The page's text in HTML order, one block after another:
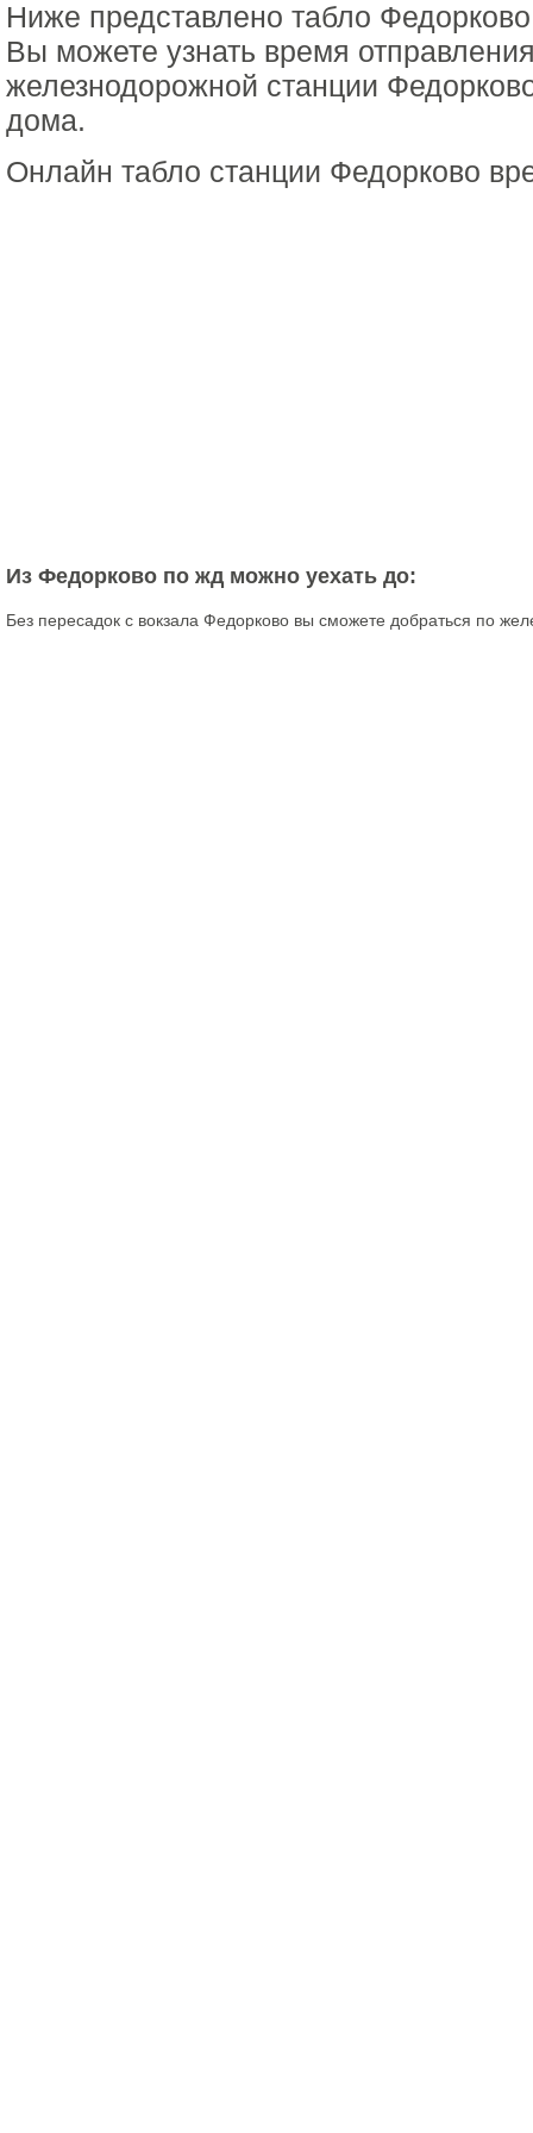
Ниже представлено табло
Вы можете узнать время
железнодорожной станции
дома.
Онлайн табло станции Федорково
Из Федорково по жд можно уехать до:
Без пересадок с вокзала Федорково вы сможете добраться по